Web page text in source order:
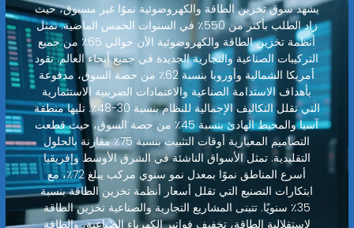
يشهد سوق تخزين الطاقة والكهروضوئية نموًا غير مسبوق، حيث
زاد الطلب بأكثر من 550٪ في السنوات الخمس الماضية. تمثل
أنظمة تخزين الطاقة والكهروضوئية الآن حوالي 65٪ من جميع
التركيبات الصناعية والتجارية الجديدة في جميع أنحاء العالم. تقود
أمريكا الشمالية وأوروبا بنسبة 62٪ من حصة السوق، مدفوعة
بأهداف الاستدامة الصناعية والاعتمادات الضريبية الاستثمارية
التي تقلل التكاليف الإجمالية للنظام بنسبة 30-48٪. تليها منطقة
آسيا والمحيط الهادئ بنسبة 45٪ من حصة السوق، حيث قطعت
التصاميم المعيارية أوقات التثبيت بنسبة 75٪ مقارنة بالحلول
التقليدية. تمثل الأسواق الناشئة في الشرق الأوسط وإفريقيا
أسرع المناطق نموًا بمعدل نمو سنوي مركب يبلغ 72٪، مع
ابتكارات التصنيع التي تقلل أسعار أنظمة تخزين الطاقة بنسبة
35٪ سنويًا. تتبنى المشاريع التجارية والصناعية تخزين الطاقة
لاستقلالية الطاقة، تخفيف فواتير الكهرباء الصناعية، والطاقة